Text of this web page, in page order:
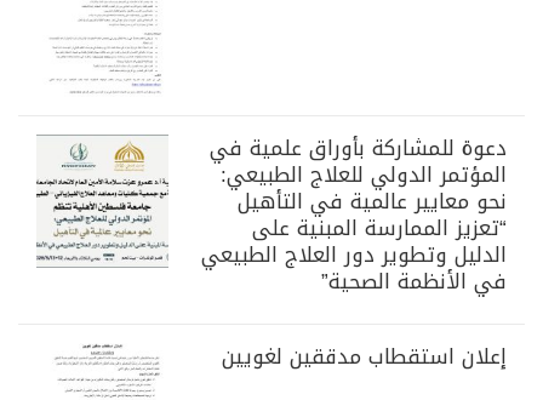
دعوة للمشاركة بأوراق علمية في
المؤتمر الدولي للعلاج الطبيعي:
نحو معايير عالمية في التأهيل
“تعزيز الممارسة المبنية على
الدليل وتطوير دور العلاج الطبيعي
في الأنظمة الصحية”
إعلان استقطاب مدققين لغويين